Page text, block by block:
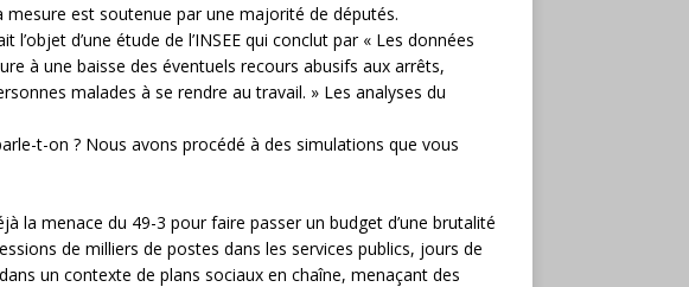
est soutenue par une majorité de députés.
d’une étude de l’INSEE qui conclut par « Les données
à une baisse des éventuels recours abusifs aux arrêts,
malades à se rendre au travail. » Les analyses du
t-on ? Nous avons procédé à des simulations que vous
la menace du 49-3 pour faire passer un budget d’une brutalité
de milliers de postes dans les services publics, jours de
un contexte de plans sociaux en chaîne, menaçant des